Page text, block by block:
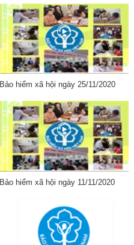
Bảo hiểm xã hội ngày 25/11/2020
Bảo hiểm xã hội ngày 11/11/2020